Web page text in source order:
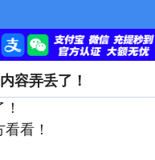
容弄丢了！
看！